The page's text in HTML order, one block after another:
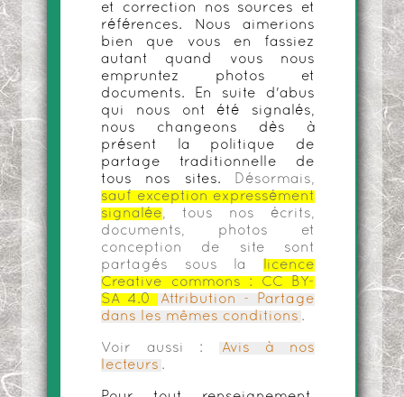
et correction nos sources et
références. Nous aimerions
bien que vous en fassiez
autant quand vous nous
empruntez photos et
documents. En suite d'abus
qui nous ont été signalés,
nous changeons dès à
présent la politique de
partage traditionnelle de
tous nos sites.
Désormais,
sauf exception expressément
signalée , tous nos écrits,
documents, photos et
conception de site sont
partagés sous la
licence
Creative commons :
CC BY-
SA 4.0
Attribution - Partage
dans les mêmes conditions .
Voir aussi :
Avis à nos
lecteurs .